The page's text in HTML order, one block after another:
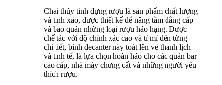
Chai thủy tinh đựng rượu là sản phẩm chất lượng
và tinh xảo, được thiết kế để nâng tầm đẳng cấp
và bảo quản những loại rượu hảo hạng. Được
chế tác với độ chính xác cao và tỉ mỉ đến từng
chi tiết, bình decanter này toát lên vẻ thanh lịch
và tinh tế, là lựa chọn hoàn hảo cho các quán bar
cao cấp, nhà máy chưng cất và những người yêu
thích rượu.